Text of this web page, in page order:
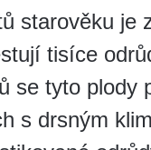
starověku je
tisíce
se tyto plody
s drsným